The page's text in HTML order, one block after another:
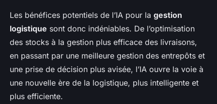
Les bénéfices potentiels de l’IA pour la gestion
logistique sont donc indéniables. De l’optimisation
des stocks à la gestion plus efficace des livraisons,
en passant par une meilleure gestion des entrepôts et
une prise de décision plus avisée, l’IA ouvre la voie à
une nouvelle ère de la logistique, plus intelligente et
plus efficiente.